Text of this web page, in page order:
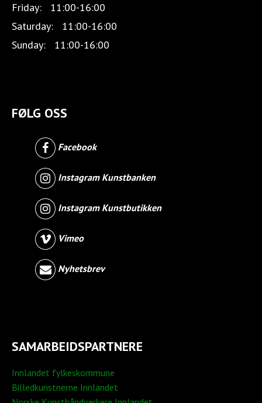
Friday:
11:00-16:00
Saturday:
11:00-16:00
Sunday:
11:00-16:00
FØLG OSS
Facebook
Instagram Kunstbanken
Instagram Kunstbutikken
Vimeo
Nyhetsbrev
SAMARBEIDSPARTNERE
Innlandet fylkeskommune
Billedkunstnerne Innlandet